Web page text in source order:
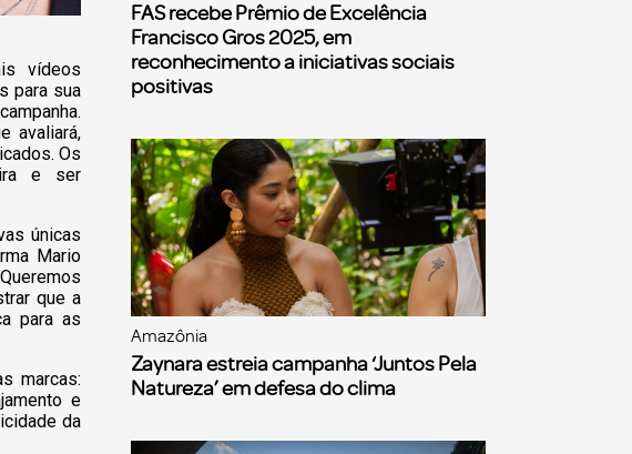
vídeos
para sua
avaliará,
Os
e ser
únicas
Mario
que a
para as
marcas:
e
da
FAS recebe Prêmio de Excelência
Francisco Gros 2025, em
reconhecimento a iniciativas sociais
positivas
Amazônia
Zaynara estreia campanha ‘Juntos Pela
Natureza’ em defesa do clima